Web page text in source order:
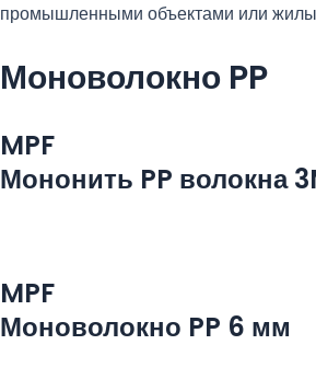
промышленными объектами или
Моноволокно PP
MPF
Мононить PP волокна
MPF
Моноволокно PP 6 мм